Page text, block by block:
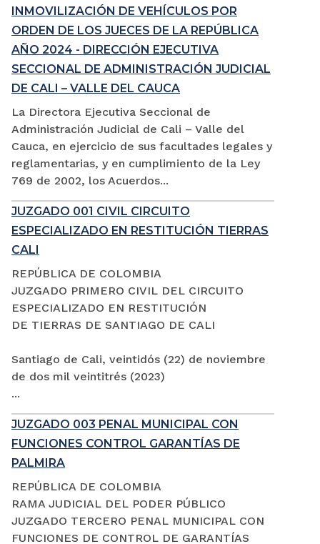
INMOVILIZACIÓN DE VEHÍCULOS POR
ORDEN DE LOS JUECES DE LA REPÚBLICA
AÑO 2024 - DIRECCIÓN EJECUTIVA
SECCIONAL DE ADMINISTRACIÓN JUDICIAL
DE CALI – VALLE DEL CAUCA
La Directora Ejecutiva Seccional de
Administración Judicial de Cali – Valle del
Cauca, en ejercicio de sus facultades legales y
reglamentarias, y en cumplimiento de la Ley
769 de 2002, los Acuerdos...
JUZGADO 001 CIVIL CIRCUITO
ESPECIALIZADO EN RESTITUCIÓN TIERRAS
CALI
REPÚBLICA DE COLOMBIA
JUZGADO PRIMERO CIVIL DEL CIRCUITO
ESPECIALIZADO EN RESTITUCIÓN
DE TIERRAS DE SANTIAGO DE CALI
Santiago de Cali, veintidós (22) de noviembre
de dos mil veintitrés (2023)
...
JUZGADO 003 PENAL MUNICIPAL CON
FUNCIONES CONTROL GARANTÍAS DE
PALMIRA
REPÚBLICA DE COLOMBIA
RAMA JUDICIAL DEL PODER PÚBLICO
JUZGADO TERCERO PENAL MUNICIPAL CON
FUNCIONES DE CONTROL DE GARANTÍAS